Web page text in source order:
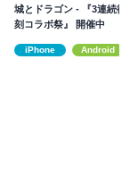
城とドラゴン - 『3連続復
刻コラボ祭』 開催中
iPhone Android